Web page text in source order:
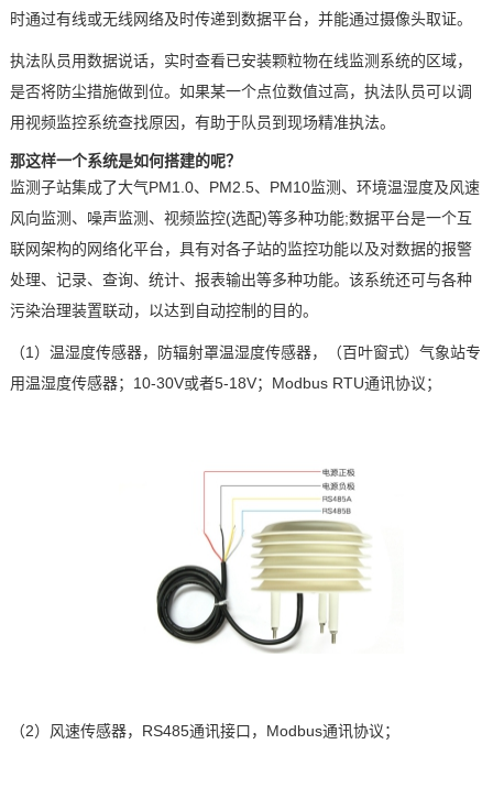
时通过有线或无线网络及时传递到数据平台， 并能通过摄像头取证。
执法队员用数据说话，实时查看已安装颗粒物在线监测系统的区域，
是否将防尘措施做到位。如果某一个点位数值过高，执法队员可以调
用视频监控系统查找原因，有助于队员到现场精准执法。
那这样一个系统是如何搭建的呢？
监测子站集成了大气PM1.0、 PM2.5、 PM10监测、环境温湿度及风速
风向监测、噪声监测、视频监控(选配)等多种功能;数据平台是一个互
联网架构的网络化平台，具有对各子站的监控功能以及对数据的报警
处理、记录、查询、统计、报表输出等多种功能。该系统还可与各种
污染治理装置联动，以达到自动控制的目的。
（1） 温湿度传感器，防辐射罩温湿度传感器，（百叶窗式）气象站专
用温湿度传感器； 10-30V或者5-18V； Modbus RTU通讯协议；
（2） 风速传感器， RS485通讯接口， Modbus通讯协议；